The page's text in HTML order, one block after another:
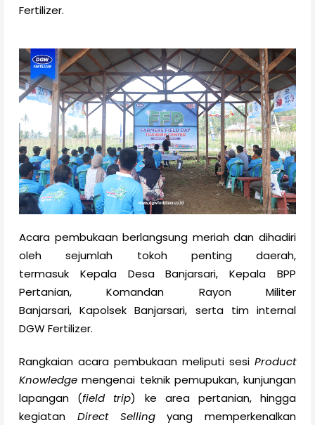
Fertilizer.
Acara pembukaan berlangsung meriah dan dihadiri
oleh sejumlah tokoh penting daerah,
termasuk Kepala Desa Banjarsari, Kepala BPP
Pertanian, Komandan Rayon Militer
Banjarsari, Kapolsek Banjarsari, serta tim internal
DGW Fertilizer.
Rangkaian acara pembukaan meliputi sesiProduct
Knowledgemengenai teknik pemupukan, kunjungan
lapangan (field trip) ke area pertanian, hingga
kegiatan Direct Sellingyang memperkenalkan